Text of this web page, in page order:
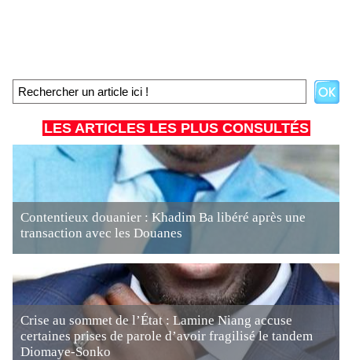
LES ARTICLES LES PLUS CONSULTÉS
Contentieux douanier : Khadim Ba libéré après une
transaction avec les Douanes
Crise au sommet de l’État : Lamine Niang accuse
certaines prises de parole d’avoir fragilisé le tandem
Diomaye-Sonko